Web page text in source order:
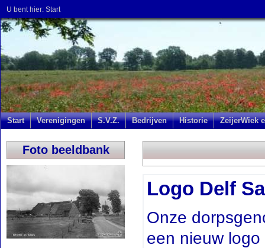
U bent hier: Start
Start Verenigingen S.V.Z. Bedrijven Historie ZeijerWiek
Foto beeldbank
Logo Delf
Onze
een nieuw